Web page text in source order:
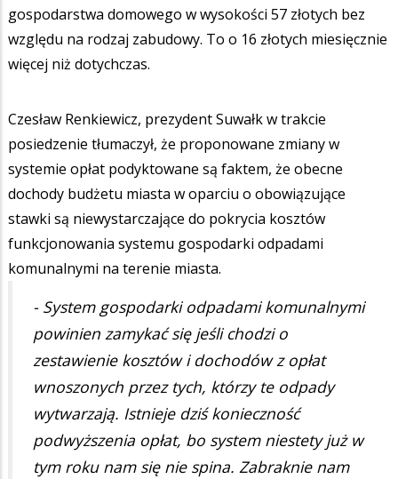
gospodarstwa domowego w wysokości 57 złotych bez
względu na rodzaj zabudowy. To o 16 złotych miesięcznie
więcej niż dotychczas.
Czesław Renkiewicz, prezydent Suwałk w trakcie
posiedzenie tłumaczył, że proponowane zmiany w
systemie opłat podyktowane są faktem, że obecne
dochody budżetu miasta w oparciu o obowiązujące
stawki są niewystarczające do pokrycia kosztów
funkcjonowania systemu gospodarki odpadami
komunalnymi na terenie miasta.
- System gospodarki odpadami komunalnymi
powinien zamykać się jeśli chodzi o
zestawienie kosztów i dochodów z opłat
wnoszonych przez tych, którzy te odpady
wytwarzają. Istnieje dziś konieczność
podwyższenia opłat, bo system niestety już w
tym roku nam się nie spina. Zabraknie nam